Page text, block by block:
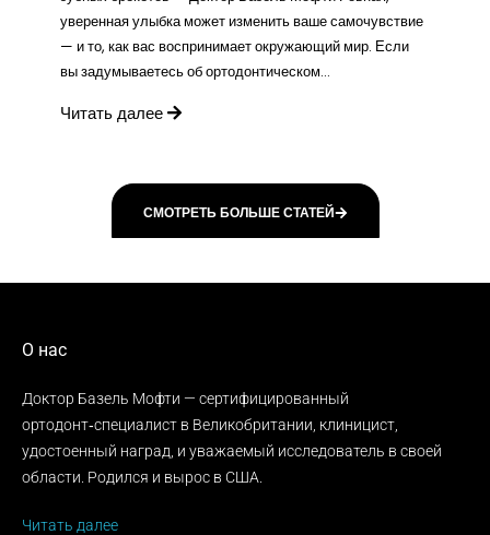
уверенная улыбка может изменить ваше самочувствие
— и то, как вас воспринимает окружающий мир. Если
вы задумываетесь об ортодонтическом...
Читать далее
СМОТРЕТЬ БОЛЬШЕ СТАТЕЙ
О нас
Доктор Базель Мофти — сертифицированный
ортодонт‑специалист в Великобритании, клиницист,
удостоенный наград, и уважаемый исследователь в своей
области. Родился и вырос в США.
Читать далее